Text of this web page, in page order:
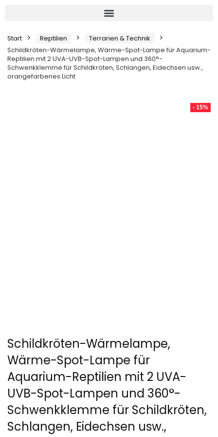
Start Reptilien
Terrarien & Technik
Schildkröten-Wärmelampe, Wärme-Spot-Lampe für Aquarium-
Reptilien mit 2 UVA-UVB-Spot-Lampen und 360°-
Schwenkklemme für Schildkröten, Schlangen, Eidechsen usw.,
orangefarbenes Licht
- 15%
Schildkröten-Wärmelampe,
Wärme-Spot-Lampe für
Aquarium-Reptilien mit 2 UVA-
UVB-Spot-Lampen und 360°-
Schwenkklemme für Schildkröten,
Schlangen, Eidechsen usw.,